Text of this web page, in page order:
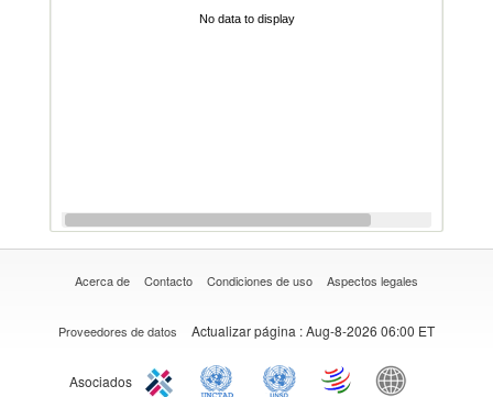
No data to display
Acerca de Contacto Condiciones de uso Aspectos legales
Proveedores de datos Actualizar página : Aug-8-2026 06:00 ET
Asociados